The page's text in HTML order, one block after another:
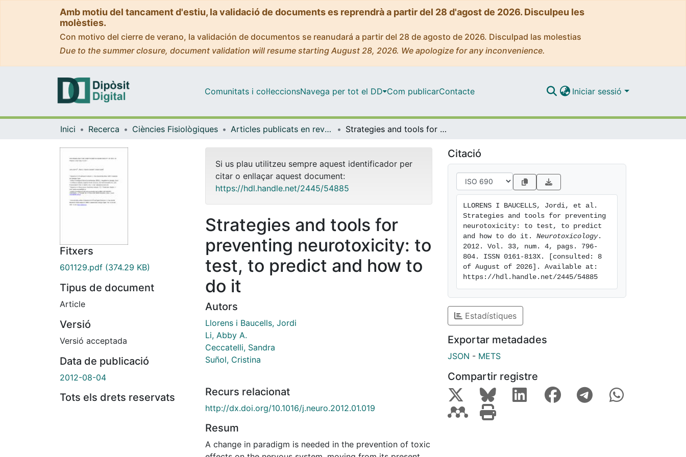
Amb motiu del tancament d'estiu, la validació de documents es reprendrà a partir del 28 d'agost de 2026. Disculpeu les
molèsties.
Con motivo del cierre de verano, la validación de documentos se reanudará a partir del 28 de agosto de 2026. Disculpad las molestias
Due to the summer closure, document validation will resume starting August 28, 2026. We apologize for any inconvenience.
Comunitats i col·leccionsNavega per tot el DD Com publicarContacte Iniciar sessió
Inici Recerca Ciències Fisiològiques Articles publicats en revistes (Ciències Fisiològiques) Strategies and tools for preventing neurotoxicity: to test, to predict and how to do it
Fitxers
601129.pdf (374.29 KB)
Tipus de document
Article
Versió
Versió acceptada
Data de publicació
2012-08-04
Tots els drets reservats
Si us plau utilitzeu sempre aquest identificador per
citar o enllaçar aquest document:
https://hdl.handle.net/2445/54885
Strategies and tools for
preventing neurotoxicity: to
test, to predict and how to
do it
Autors
Llorens i Baucells, Jordi
Li, Abby A.
Ceccatelli, Sandra
Suñol, Cristina
Recurs relacionat
http://dx.doi.org/10.1016/j.neuro.2012.01.019
Resum
A change in paradigm is needed in the prevention of toxic
Citació
LLORENS I BAUCELLS, Jordi, et al.
Strategies and tools for preventing
neurotoxicity: to test, to predict
and how to do it. Neurotoxicology.
2012. Vol. 33, num. 4, pags. 796-
804. ISSN 0161-813X. [consulted: 8
of August of 2026]. Available at:
https://hdl.handle.net/2445/54885
Estadístiques
Exportar metadades
JSON - METS
Compartir registre